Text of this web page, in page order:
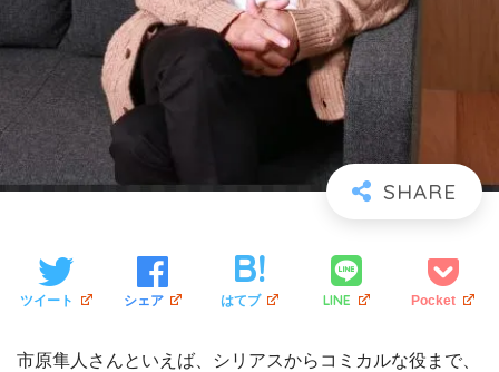
ツイート シェア はてブ LINE Pocket
市原隼人さんといえば、シリアスからコミカルな役まで、